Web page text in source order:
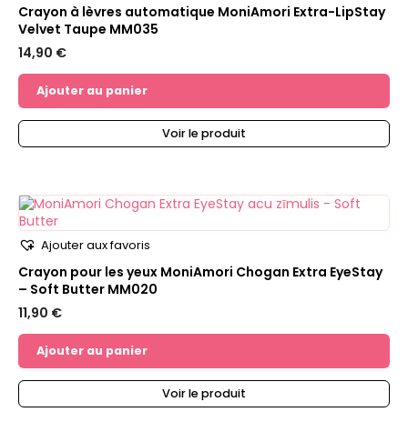
Crayon à lèvres automatique MoniAmori Extra-LipStay
Velvet Taupe MM035
14,90 €
Ajouter au panier
Voir le produit
Ajouter aux favoris
Crayon pour les yeux MoniAmori Chogan Extra EyeStay
– Soft Butter MM020
11,90 €
Ajouter au panier
Voir le produit